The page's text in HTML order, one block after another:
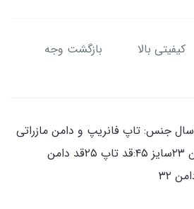
کیفیتی بالا بازگشت وجه
مدل سه تیکه پلنگی ۱-۷سال جنس: تاپ فانریپ و دامن مازراتی
سایز۴۰:قد تاپ ۲۲قد دامن ۲۳سایز ۴۵:قد تاپ ۲۵قد دامن